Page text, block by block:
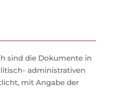
sind die Dokumente in
administrativen
mit Angabe der